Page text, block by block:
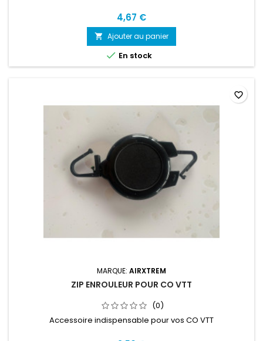
4,67 €
 Ajouter au panier
 En stock
MARQUE: AIRXTREM
ZIP ENROULEUR POUR CO VTT
(0)
Accessoire indispensable pour vos CO VTT
favorite_border